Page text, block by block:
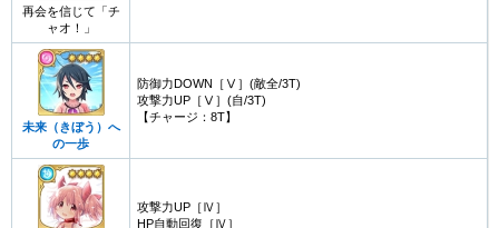
再会を信じて「チ
ャオ！」
未来（きぼう）へ
の一歩
防御力DOWN［Ⅴ］(敵全/3T)
攻撃力UP［Ⅴ］(自/3T)
【チャージ：8T】
攻撃力UP［Ⅳ］
HP自動回復［Ⅳ］